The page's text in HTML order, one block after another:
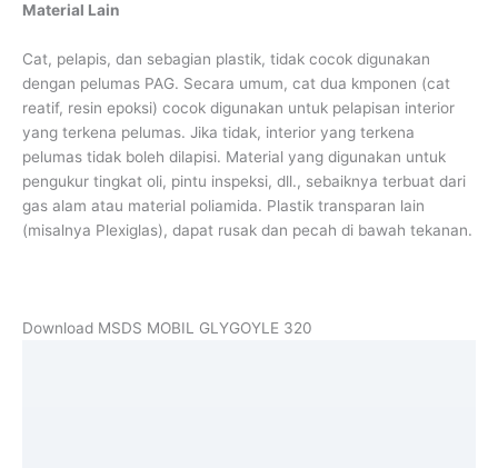
Material Lain
Cat, pelapis, dan sebagian plastik, tidak cocok digunakan
dengan pelumas PAG. Secara umum, cat dua kmponen (cat
reatif, resin epoksi) cocok digunakan untuk pelapisan interior
yang terkena pelumas. Jika tidak, interior yang terkena
pelumas tidak boleh dilapisi. Material yang digunakan untuk
pengukur tingkat oli, pintu inspeksi, dll., sebaiknya terbuat dari
gas alam atau material poliamida. Plastik transparan lain
(misalnya Plexiglas), dapat rusak dan pecah di bawah tekanan.
Download MSDS MOBIL GLYGOYLE 320